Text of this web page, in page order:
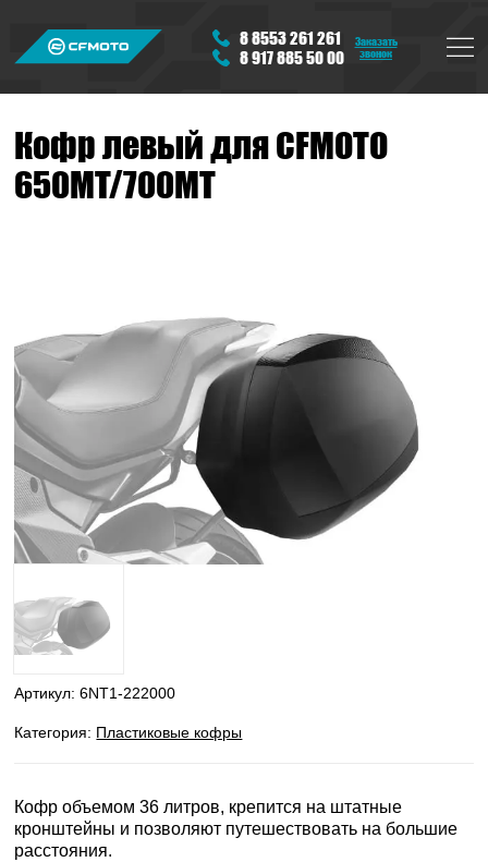
8 8553 261 261
8 917 885 50 00
Заказать
звонок
Кофр левый для CFMOTO
650MT/700MT
Артикул:6NT1-222000
Категория: Пластиковые кофры
Кофр объемом 36 литров, крепится на штатные
кронштейны и позволяют путешествовать на большие
расстояния.